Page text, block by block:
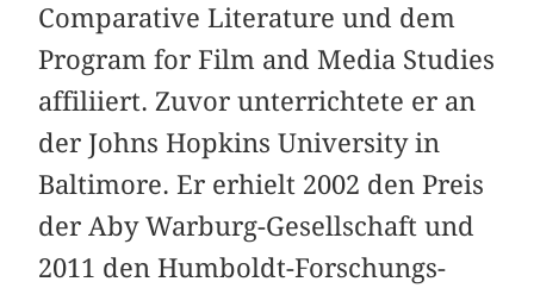
Comparative Literature und dem
Program for Film and Media Studies
affiliiert. Zuvor unterrichtete er an
der Johns Hopkins University in
Baltimore. Er erhielt 2002 den Preis
der Aby Warburg-Gesellschaft und
2011 den Humboldt-Forschungs-